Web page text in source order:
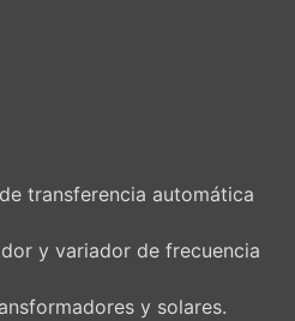
transferencia automática
y variador de frecuencia
y solares.